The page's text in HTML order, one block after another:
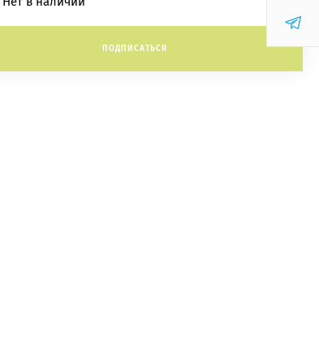
ПОДПИСАТЬСЯ